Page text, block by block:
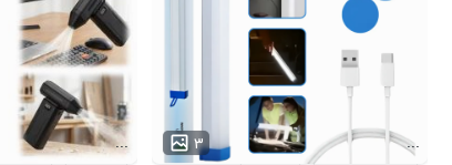
۳
...
...